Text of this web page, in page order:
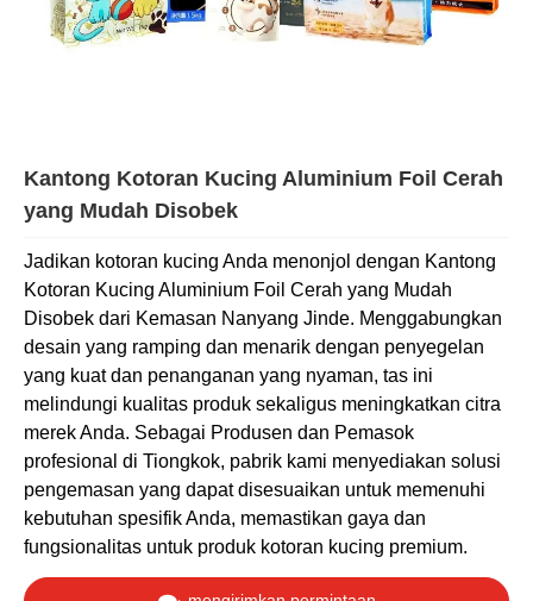
Kantong Kotoran Kucing Aluminium Foil Cerah
yang Mudah Disobek
Jadikan kotoran kucing Anda menonjol dengan Kantong
Kotoran Kucing Aluminium Foil Cerah yang Mudah
Disobek dari Kemasan Nanyang Jinde. Menggabungkan
desain yang ramping dan menarik dengan penyegelan
yang kuat dan penanganan yang nyaman, tas ini
melindungi kualitas produk sekaligus meningkatkan citra
merek Anda. Sebagai Produsen dan Pemasok
profesional di Tiongkok, pabrik kami menyediakan solusi
pengemasan yang dapat disesuaikan untuk memenuhi
kebutuhan spesifik Anda, memastikan gaya dan
fungsionalitas untuk produk kotoran kucing premium.